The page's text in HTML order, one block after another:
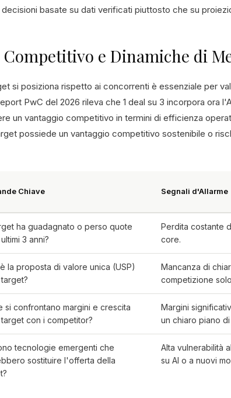
basate su dati verificati piuttosto che su
e Dinamiche di
si posiziona rispetto ai concorrenti è essenziale per
PwC del 2026 rileva che 1 deal su 3 incorpora ora
un vantaggio competitivo in termini di efficienza
possiede un vantaggio competitivo sostenibile o
Chiave Segnali d'Allarme
ha guadagnato o perso quote
3 anni?
Perdita costante
core.
la proposta di valore unica (USP)
Mancanza di
competizione
si confrontano margini e crescita
con i competitor?
Margini
un chiaro piano
tecnologie emergenti che
sostituire l'offerta della
Alta vulnerabilità
su AI o a nuovi